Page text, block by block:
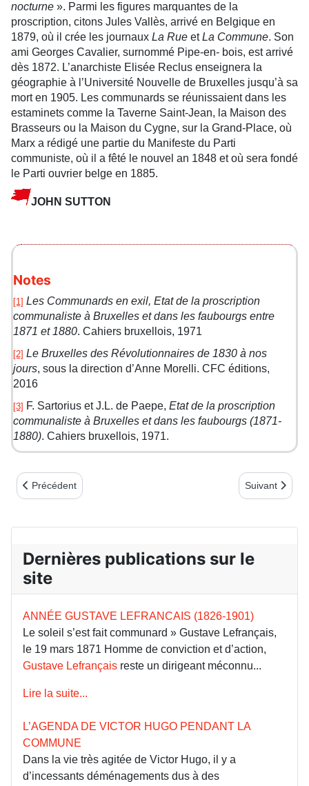
nocturne ». Parmi les figures marquantes de la
proscription, citons Jules Vallès, arrivé en Belgique en
1879, où il crée les journaux La Rue etLa Commune. Son
ami Georges Cavalier, surnommé Pipe-en- bois, est arrivé
dès 1872. L’anarchiste Elisée Reclus enseignera la
géographie à l’Université Nouvelle de Bruxelles jusqu’à sa
mort en 1905. Les communards se réunissaient dans les
estaminets comme la Taverne Saint-Jean, la Maison des
Brasseurs ou la Maison du Cygne, sur la Grand-Place, où
Marx a rédigé une partie du Manifeste du Parti
communiste, où il a fêté le nouvel an 1848 et où sera fondé
le Parti ouvrier belge en 1885.
JOHN SUTTON
Notes
[1] Les Communards en exil, Etat de la proscription
communaliste à Bruxelles et dans les faubourgs entre
1871 et 1880. Cahiers bruxellois, 1971
[2] Le Bruxelles des Révolutionnaires de 1830 à nos
jours, sous la direction d’Anne Morelli. CFC éditions,
2016
[3] F. Sartorius et J.L. de Paepe, Etat de la proscription
communaliste à Bruxelles et dans les faubourgs (1871-
1880). Cahiers bruxellois, 1971.
Article précédent : COMMÉMORATION AU CIMETIÈRE
Précédent Article suivant
Suivant
Dernières publications sur le
site
ANNÉE GUSTAVE LEFRANCAIS (1826-1901)
Le soleil s’est fait communard » Gustave Lefrançais,
le 19 mars 1871 Homme de conviction et d’action,
Gustave Lefrançais reste un dirigeant méconnu...
Lire la suite...
L’AGENDA DE VICTOR HUGO PENDANT LA
COMMUNE
Dans la vie très agitée de Victor Hugo, il y a
d’incessants déménagements dus à des